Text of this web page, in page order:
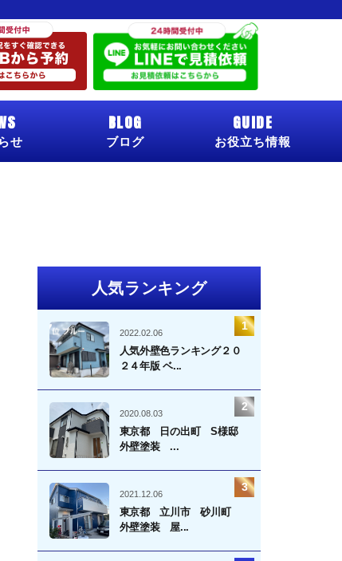
せ
BLOG
ブログ
GUIDE
お役立ち情報
人気ランキング
2022.02.06
人気外壁色ランキング２０
２４年版 ベ...
2020.08.03
東京都 日の出町 S様邸
外壁塗装 ...
2021.12.06
東京都 立川市 砂川町
外壁塗装 屋...